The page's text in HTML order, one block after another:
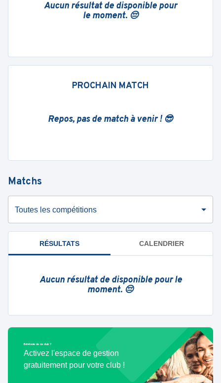
Aucun résultat de disponible pour
le moment. 😔
PROCHAIN MATCH
Repos, pas de match à venir ! 😎
Matchs
Toutes les compétitions
RÉSULTATS CALENDRIER
Aucun résultat de disponible pour le
moment. 😔
Bénévole de ce club ?
Activez l'espace de gestion
gratuitement pour votre club !